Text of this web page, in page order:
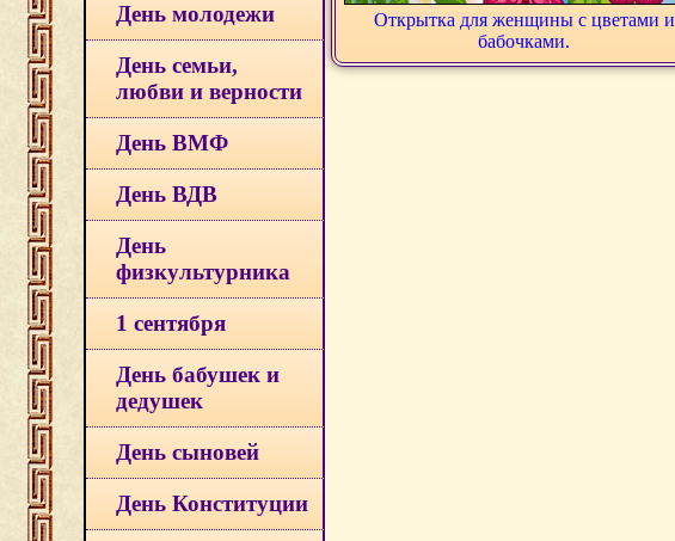
День молодежи
День семьи,
любви и верности
День ВМФ
День ВДВ
День
физкультурника
1 сентября
День бабушек и
дедушек
День сыновей
День Конституции
Открытка для женщины с цветами и
бабочками.